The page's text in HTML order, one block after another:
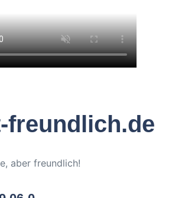
freundlich.de
aber freundlich!